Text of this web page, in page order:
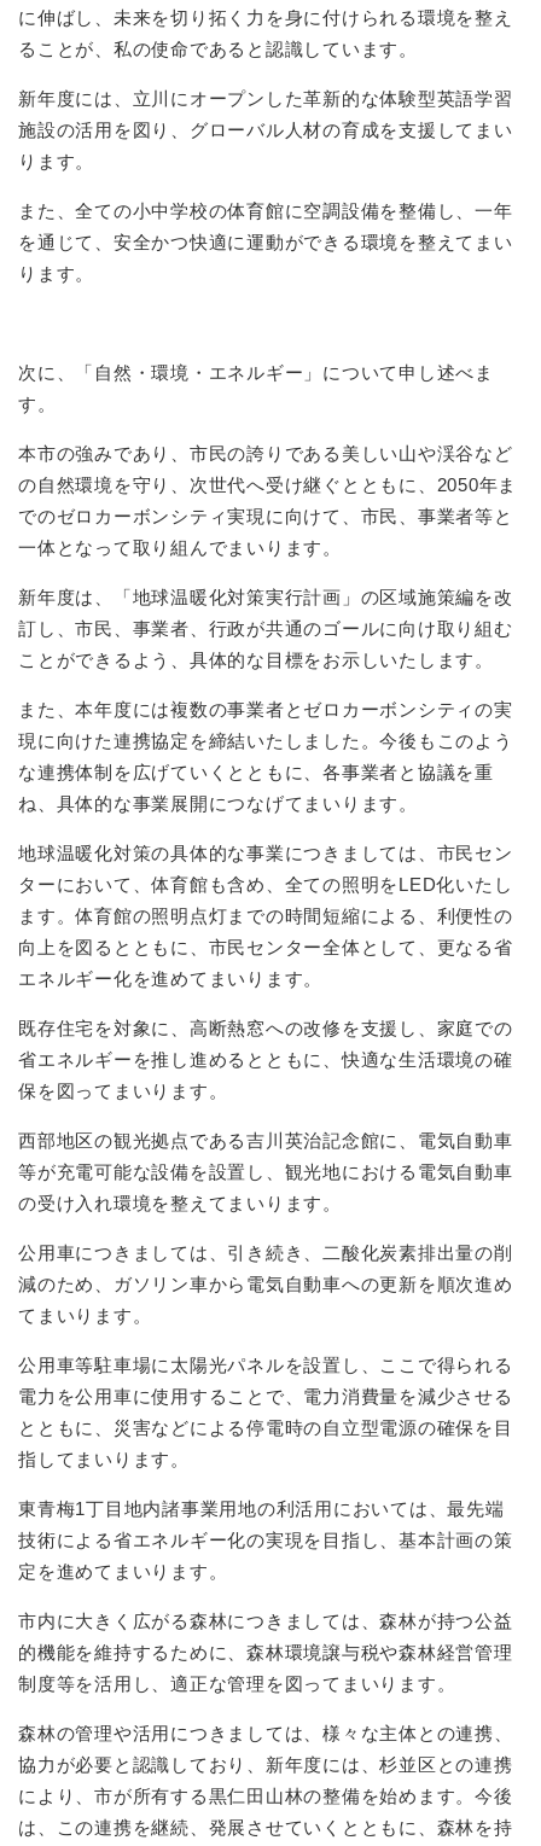
に伸ばし、未来を切り拓く力を身に付けられる環境を整え
ることが、私の使命であると認識しています。
新年度には、立川にオープンした革新的な体験型英語学習
施設の活用を図り、グローバル人材の育成を支援してまい
ります。
また、全ての小中学校の体育館に空調設備を整備し、一年
を通じて、安全かつ快適に運動ができる環境を整えてまい
ります。
次に、「自然・環境・エネルギー」について申し述べま
す。
本市の強みであり、市民の誇りである美しい山や渓谷など
の自然環境を守り、次世代へ受け継ぐとともに、2050年ま
でのゼロカーボンシティ実現に向けて、市民、事業者等と
一体となって取り組んでまいります。
新年度は、「地球温暖化対策実行計画」の区域施策編を改
訂し、市民、事業者、行政が共通のゴールに向け取り組む
ことができるよう、具体的な目標をお示しいたします。
また、本年度には複数の事業者とゼロカーボンシティの実
現に向けた連携協定を締結いたしました。今後もこのよう
な連携体制を広げていくとともに、各事業者と協議を重
ね、具体的な事業展開につなげてまいります。
地球温暖化対策の具体的な事業につきましては、市民セン
ターにおいて、体育館も含め、全ての照明をLED化いたし
ます。体育館の照明点灯までの時間短縮による、利便性の
向上を図るとともに、市民センター全体として、更なる省
エネルギー化を進めてまいります。
既存住宅を対象に、高断熱窓への改修を支援し、家庭での
省エネルギーを推し進めるとともに、快適な生活環境の確
保を図ってまいります。
西部地区の観光拠点である吉川英治記念館に、電気自動車
等が充電可能な設備を設置し、観光地における電気自動車
の受け入れ環境を整えてまいります。
公用車につきましては、引き続き、二酸化炭素排出量の削
減のため、ガソリン車から電気自動車への更新を順次進め
てまいります。
公用車等駐車場に太陽光パネルを設置し、ここで得られる
電力を公用車に使用することで、電力消費量を減少させる
とともに、災害などによる停電時の自立型電源の確保を目
指してまいります。
東青梅1丁目地内諸事業用地の利活用においては、最先端
技術による省エネルギー化の実現を目指し、基本計画の策
定を進めてまいります。
市内に大きく広がる森林につきましては、森林が持つ公益
的機能を維持するために、森林環境譲与税や森林経営管理
制度等を活用し、適正な管理を図ってまいります。
森林の管理や活用につきましては、様々な主体との連携、
協力が必要と認識しており、新年度には、杉並区との連携
により、市が所有する黒仁田山林の整備を始めます。今後
は、この連携を継続、発展させていくとともに、森林を持